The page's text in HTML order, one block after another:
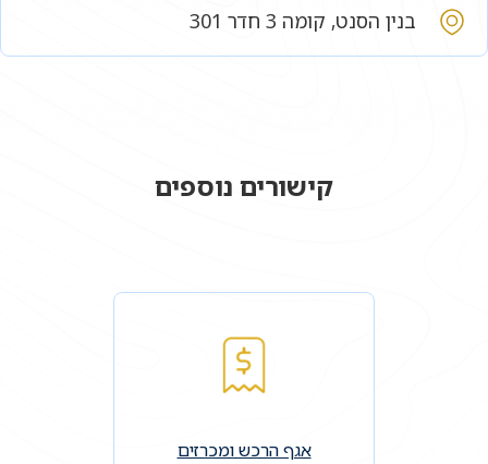
בנין הסנט, קומה 3 חדר 301
קישורים נוספים
אגף הרכש ומכרזים